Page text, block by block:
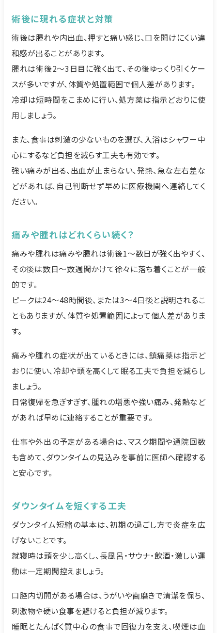
術後に現れる症状と対策
術後は腫れや内出血、押すと痛い感じ、口を開けにくい違
和感が出ることがあります。
腫れは術後2〜3日目に強く出て、その後ゆっくり引くケー
スが多いですが、体質や処置範囲で個人差があります。
冷却は短時間をこまめに行い、処方薬は指示どおりに使
用しましょう。
また、食事は刺激の少ないものを選び、入浴はシャワー中
心にするなど負担を減らす工夫も有効です。
強い痛みが出る、出血が止まらない、発熱、急な左右差な
どがあれば、自己判断せず早めに医療機関へ連絡してく
ださい。
痛みや腫れはどれくらい続く？
痛みや腫れは痛みや腫れは術後1〜数日が強く出やすく、
その後は数日〜数週間かけて徐々に落ち着くことが一般
的です。
ピークは24〜48時間後、または3〜4日後と説明されるこ
ともありますが、体質や処置範囲によって個人差がありま
す。
痛みや腫れの症状が出ているときには、鎮痛薬は指示ど
おりに使い、冷却や頭を高くして眠る工夫で負担を減らし
ましょう。
日常復帰を急ぎすぎず、腫れの増悪や強い痛み、発熱など
があれば早めに連絡することが重要です。
仕事や外出の予定がある場合は、マスク期間や通院回数
も含めて、ダウンタイムの見込みを事前に医師へ確認する
と安心です。
ダウンタイムを短くする工夫
ダウンタイム短縮の基本は、初期の過ごし方で炎症を広
げないことです。
就寝時は頭を少し高くし、長風呂・サウナ・飲酒・激しい運
動は一定期間控えましょう。
口腔内切開がある場合は、うがいや歯磨きで清潔を保ち、
刺激物や硬い食事を避けると負担が減ります。
睡眠とたんぱく質中心の食事で回復力を支え、喫煙は血